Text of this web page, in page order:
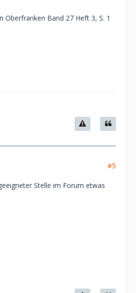
Band 27 Heft 3, S. 1
#5
Stelle im Forum etwas